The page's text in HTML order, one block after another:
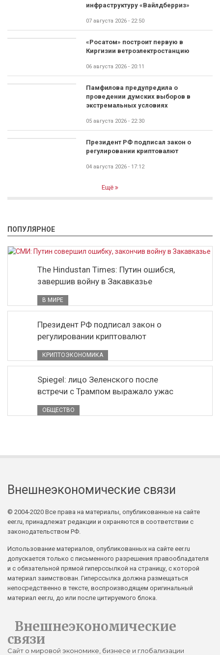
инфраструктуру «Вайлдберриз»
07 августа 2026 - 22:50
«Росатом» построит первую в
Киргизии ветроэлектростанцию
06 августа 2026 - 20:11
Памфилова предупредила о
проведении думских выборов в
экстремальных условиях
05 августа 2026 - 22:30
Президент РФ подписал закон о
регулировании криптовалют
04 августа 2026 - 17:12
Ещё
ПОПУЛЯРНОЕ
The Hindustan Times: Путин ошибся,
завершив войну в Закавказье
В МИРЕ
Президент РФ подписал закон о
регулировании криптовалют
КРИПТОЭКОНОМИКА
Spiegel: лицо Зеленского после
встречи с Трампом выражало ужас
ОБЩЕСТВО
Внешнеэкономические связи
© 2004-2020 Все права на материалы, опубликованные на сайте
eer.ru, принадлежат редакции и охраняются в соответствии с
законодательством РФ.
Использование материалов, опубликованных на сайте eer.ru
допускается только с письменного разрешения правообладателя
и с обязательной прямой гиперссылкой на страницу, с которой
материал заимствован. Гиперссылка должна размещаться
непосредственно в тексте, воспроизводящем оригинальный
материал eer.ru, до или после цитируемого блока.
Внешнеэкономические
связи
Сайт о мировой экономике, бизнесе и глобализации